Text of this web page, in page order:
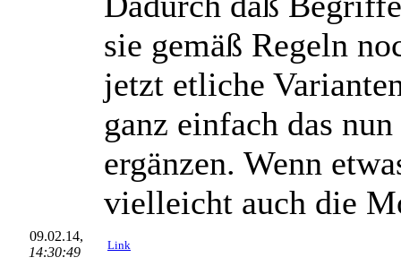
sie gemäß Regeln
jetzt etliche
ganz einfach das
ergänzen. Wenn
vielleicht auch die
09.02.14,
14:30:49
Link